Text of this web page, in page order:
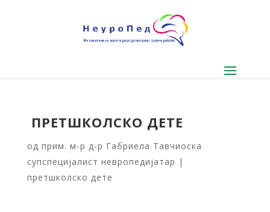
ПРЕТШКОЛСКО ДЕТЕ
од прим. м-р д-р Габриела Тавчиоска
супспецијалист невропедијатар |
претшколско дете